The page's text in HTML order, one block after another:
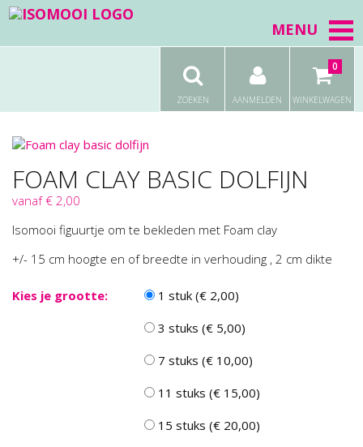
MENU
ZOEKEN AANMELDEN WINKELWAGEN
0
FOAM CLAY BASIC DOLFIJN
vanaf € 2,00
Isomooi figuurtje om te bekleden met Foam clay
+/- 15 cm hoogte en of breedte in verhouding , 2 cm dikte
Kies je grootte:
1 stuk (€ 2,00)
3 stuks (€ 5,00)
7 stuks (€ 10,00)
11 stuks (€ 15,00)
15 stuks (€ 20,00)